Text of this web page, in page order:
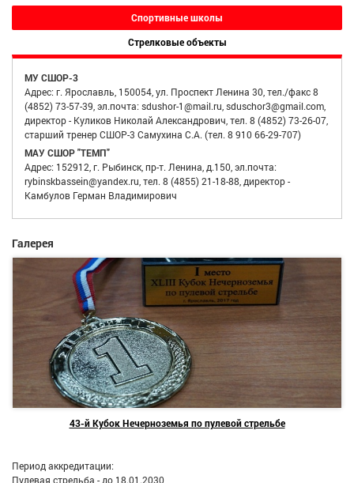
Спортивные школы
Стрелковые объекты
МУ СШОР-3
Адрес: г. Ярославль, 150054, ул. Проспект Ленина 30, тел./факс 8
(4852) 73-57-39, эл.почта: sdushor-1@mail.ru, sduschor3@gmail.com,
директор - Куликов Николай Александрович, тел. 8 (4852) 73-26-07,
старший тренер СШОР-3 Самухина С.А. (тел. 8 910 66-29-707)
МАУ СШОР "ТЕМП"
Адрес: 152912, г. Рыбинск, пр-т. Ленина, д.150, эл.почта:
rybinskbassein@yandex.ru, тел. 8 (4855) 21-18-88, директор -
Камбулов Герман Владимирович
Галерея
43-й Кубок Нечерноземья по пулевой стрельбе
Период аккредитации:
Пулевая стрельба - до 18.01.2030